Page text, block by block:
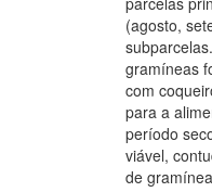
(agosto,
gramíneas
com
para a
período
viável,
de